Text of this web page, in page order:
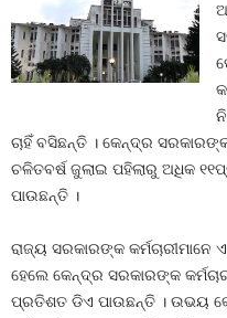
ଚାହିଁ ବସିଛନ୍ତି । କେନ୍ଦ୍ର ସରକାରଙ୍କ
ଚଳିତବର୍ଷ ଜୁଲାଇ ପହିଲାରୁ ଅଧିକ
ପାଉଛନ୍ତି ।
ରାଜ୍ୟ ସରକାରଙ୍କ
ହେଲେ କେନ୍ଦ୍ର ସରକାରଙ୍କ
ପ୍ରତିଶତ ଡିଏ ପାଉଛନ୍ତି । ଉଭୟ